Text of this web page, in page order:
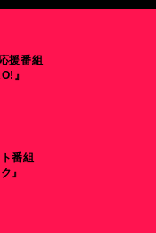
援番組
』
番組
』